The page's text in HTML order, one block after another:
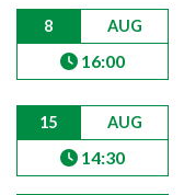
8 AUG
16:00
15 AUG
14:30